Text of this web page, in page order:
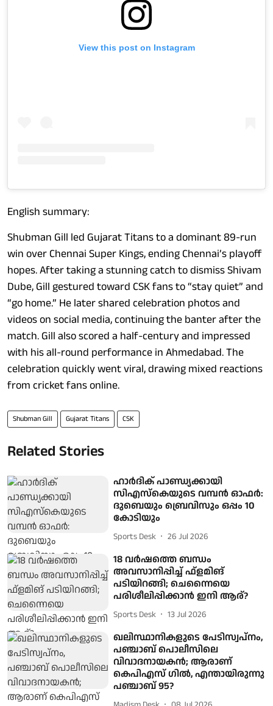
View this post on Instagram
English summary:
Shubman Gill led Gujarat Titans to a dominant 89-run
win over Chennai Super Kings, ending Chennai’s playoff
hopes. After taking a stunning catch to dismiss Shivam
Dube, Gill gestured toward CSK fans to “stay quiet” and
“go home.” He later shared celebration photos and
videos on social media, continuing the banter after the
match. Gill also scored a half-century and impressed
with his all-round performance in Ahmedabad. The
celebration quickly went viral, drawing mixed reactions
from cricket fans online.
Shubman Gill Gujarat Titans CSK
Related Stories
ഹാർദിക് പാണ്ഡ്യക്കായി
സിഎസ്‌കെയുടെ വമ്പൻ ഓഫർ:
ദുബെയും ബ്രെവിസും ഒപ്പം 10
കോടിയും
Sports Desk 26 Jul 2026
18 വർഷത്തെ ബന്ധം
അവസാനിപ്പിച്ച് ഫ്‌ളമിങ്
പടിയിറങ്ങി; ചെന്നൈയെ
പരിശീലിപ്പിക്കാൻ ഇനി ആര്?
Sports Desk 13 Jul 2026
ഖലിസ്ഥാനികളുടെ പേടിസ്വപ്നം,
പഞ്ചാബ് പൊലീസിലെ
വിവാദനായകൻ; ആരാണ്
കെപിഎസ് ഗിൽ, എന്തായിരുന്നു
പഞ്ചാബ് 95?